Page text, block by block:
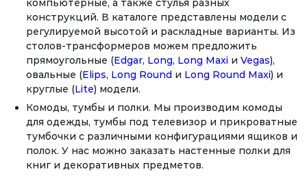
компьютерные, а также стулья разных
конструкций. В каталоге представлены модели с
регулируемой высотой и раскладные варианты. Из
столов-трансформеров можем предложить
прямоугольные (Edgar, Long, Long Maxi и Vegas),
овальные (Elips, Long Round и Long Round Maxi) и
круглые (Lite) модели.
Комоды, тумбы и полки. Мы производим комоды
для одежды, тумбы под телевизор и прикроватные
тумбочки с различными конфигурациями ящиков и
полок. У нас можно заказать настенные полки для
книг и декоративных предметов.